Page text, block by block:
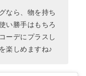
なら、物を持ち
い勝手はもちろ
ーデにプラスし
楽しめますね♪